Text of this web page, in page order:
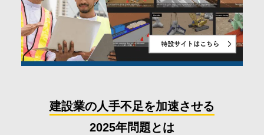
建設業の人手不足を加速させる
2025年問題とは